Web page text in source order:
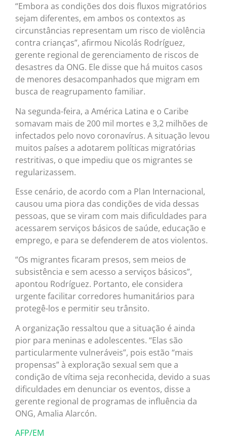
“Embora as condições dos dois fluxos migratórios
sejam diferentes, em ambos os contextos as
circunstâncias representam um risco de violência
contra crianças”, afirmou Nicolás Rodríguez,
gerente regional de gerenciamento de riscos de
desastres da ONG. Ele disse que há muitos casos
de menores desacompanhados que migram em
busca de reagrupamento familiar.
Na segunda-feira, a América Latina e o Caribe
somavam mais de 200 mil mortes e 3,2 milhões de
infectados pelo novo coronavírus. A situação levou
muitos países a adotarem políticas migratórias
restritivas, o que impediu que os migrantes se
regularizassem.
Esse cenário, de acordo com a Plan Internacional,
causou uma piora das condições de vida dessas
pessoas, que se viram com mais dificuldades para
acessarem serviços básicos de saúde, educação e
emprego, e para se defenderem de atos violentos.
“Os migrantes ficaram presos, sem meios de
subsistência e sem acesso a serviços básicos”,
apontou Rodríguez. Portanto, ele considera
urgente facilitar corredores humanitários para
protegê-los e permitir seu trânsito.
A organização ressaltou que a situação é ainda
pior para meninas e adolescentes. “Elas são
particularmente vulneráveis”, pois estão “mais
propensas” à exploração sexual sem que a
condição de vítima seja reconhecida, devido a suas
dificuldades em denunciar os eventos, disse a
gerente regional de programas de influência da
ONG, Amalia Alarcón.
AFP/EM